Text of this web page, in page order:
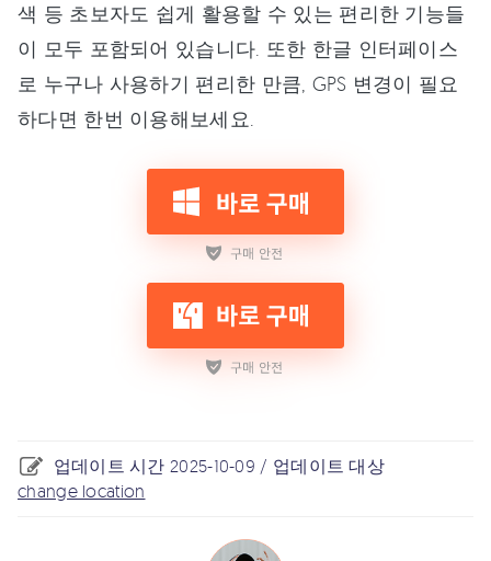
색 등 초보자도 쉽게 활용할 수 있는 편리한 기능들
이 모두 포함되어 있습니다. 또한 한글 인터페이스
로 누구나 사용하기 편리한 만큼, GPS 변경이 필요
하다면 한번 이용해보세요.
업데이트 시간 2025-10-09 / 업데이트 대상
change location